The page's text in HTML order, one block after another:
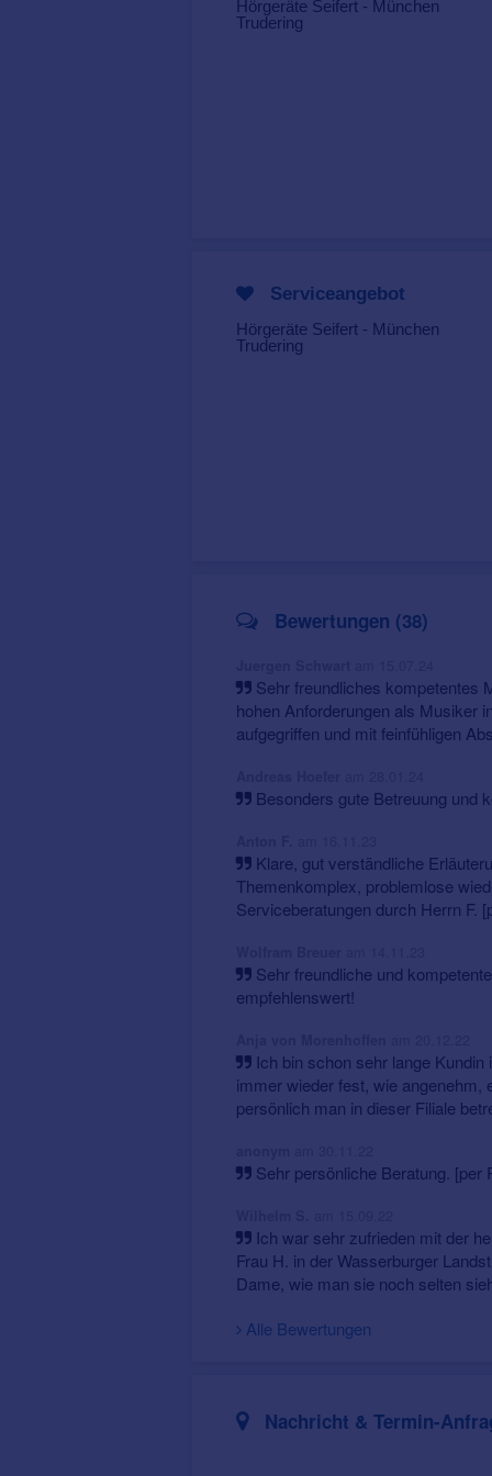
Hörgeräte Seifert - München
Trudering
Serviceangebot
Hörgeräte Seifert - München
Trudering
Bewertungen (38)
Sehr freundliches kompetentes
hohen Anforderungen als Musiker
aufgegriffen und mit feinfühligen
Besonders gute Betreuung und
Klare, gut verständliche
Themenkomplex, problemlose
Serviceberatungen durch Herrn F.
Sehr freundliche und
empfehlenswert!
Ich bin schon sehr lange
immer wieder fest, wie angenehm,
persönlich man in dieser Filiale
Sehr persönliche Beratung. [per
Ich war sehr zufrieden mit der
Frau H. in der Wasserburger
Dame, wie man sie noch selten
Alle Bewertungen
Nachricht & Termin-